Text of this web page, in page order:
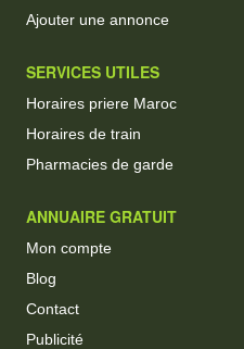
Ajouter une annonce
SERVICES UTILES
Horaires priere Maroc
Horaires de train
Pharmacies de garde
ANNUAIRE GRATUIT
Mon compte
Blog
Contact
Publicité